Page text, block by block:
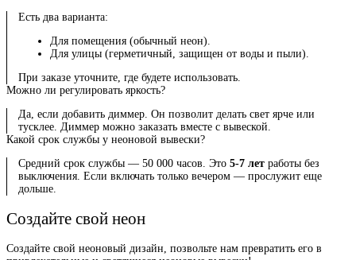
Есть два варианта:
Для помещения (обычный неон).
Для улицы (герметичный, защищен от воды и пыли).
При заказе уточните, где будете использовать.
Можно ли регулировать яркость?
Да, если добавить диммер. Он позволит делать свет ярче или
тусклее. Диммер можно заказать вместе с вывеской.
Какой срок службы у неоновой вывески?
Средний срок службы — 50 000 часов. Это 5-7 лет работы без
выключения. Если включать только вечером — прослужит еще
дольше.
Создайте свой неон
Создайте свой неоновый дизайн, позвольте нам превратить его в